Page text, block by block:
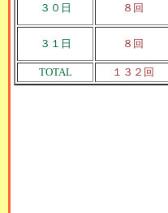
３０日 ８回
３１日 ８回
TOTAL
１３２回